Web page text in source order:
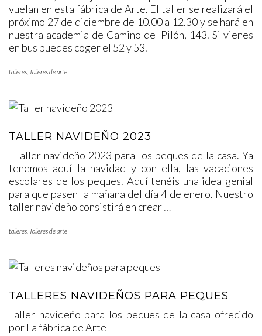
vuelan en esta fábrica de Arte. El taller se realizará el
próximo 27 de diciembre de 10.00 a 12.30 y se hará en
nuestra academia de Camino del Pilón, 143. Si vienes
en bus puedes coger el 52 y 53.
talleres Talleres de arte
TALLER NAVIDEÑO 2023
Taller navideño 2023 para los peques de la casa. Ya
tenemos aquí la navidad y con ella, las vacaciones
escolares de los peques. Aquí tenéis una idea genial
para que pasen la mañana del día 4 de enero. Nuestro
taller navideño consistirá en crear…
talleres Talleres de arte
TALLERES NAVIDEÑOS PARA PEQUES
Taller navideño para los peques de la casa ofrecido
por La fábrica de Arte